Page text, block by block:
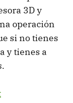
3D y
operación
si no tienes
y tienes a